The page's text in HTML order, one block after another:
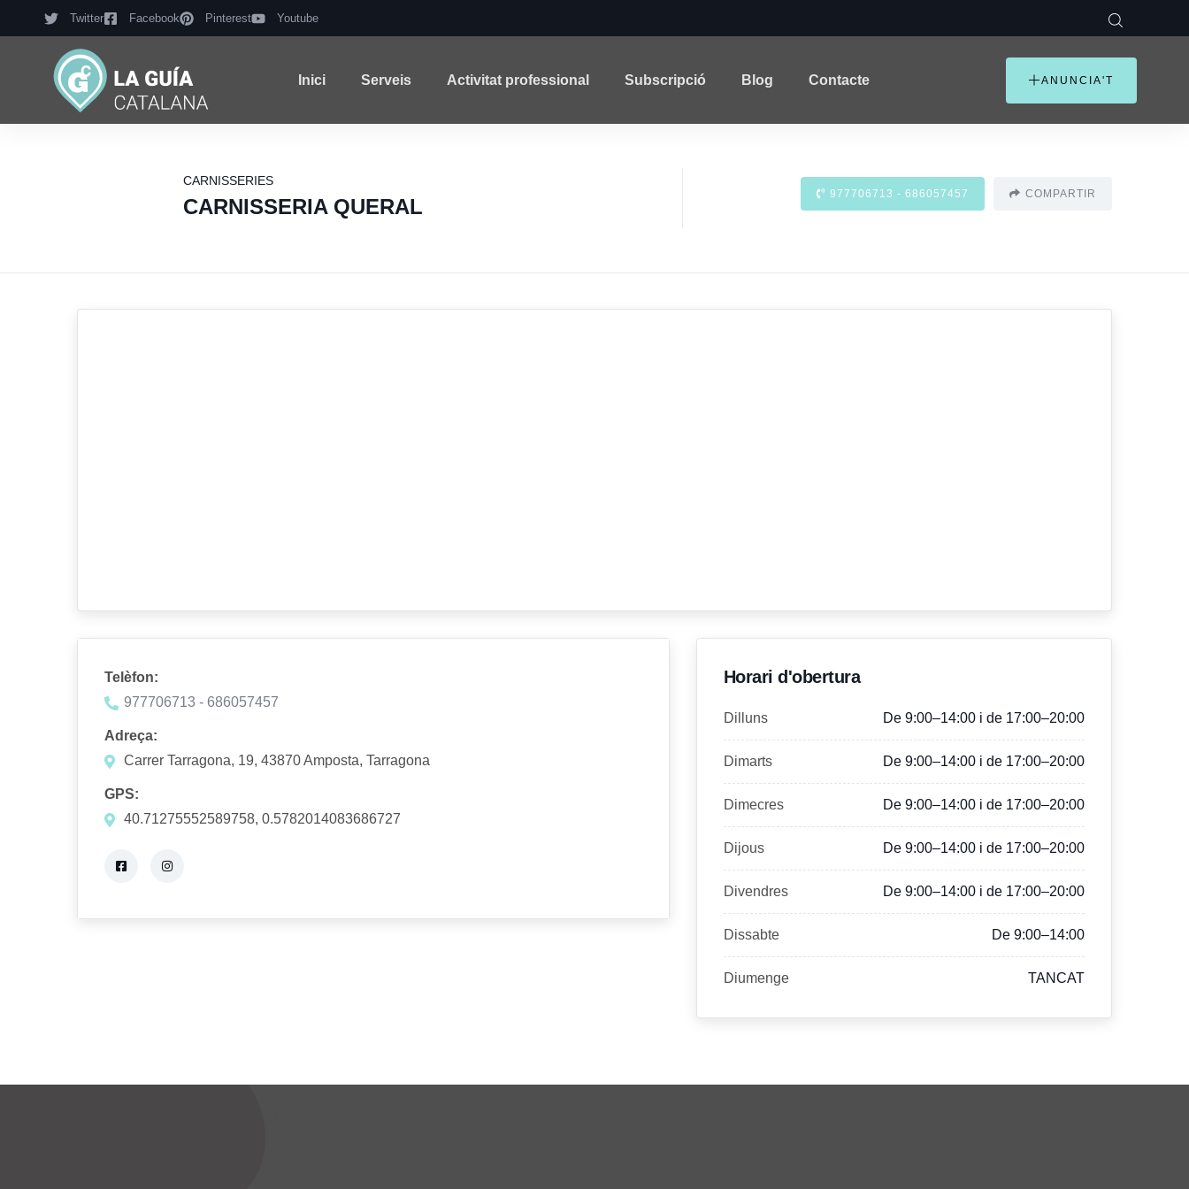
Twitter Facebook Pinterest Youtube
Inici Serveis Activitat professional Subscripció Blog Contacte ANUNCIA'T
CARNISSERIES
CARNISSERIA QUERAL
977706713 - 686057457 COMPARTIR
Telèfon:
977706713 - 686057457
Adreça:
Carrer Tarragona, 19, 43870 Amposta, Tarragona
GPS:
40.71275552589758, 0.5782014083686727
Horari d'obertura
Dilluns De 9:00–14:00 i de 17:00–20:00
Dimarts De 9:00–14:00 i de 17:00–20:00
Dimecres De 9:00–14:00 i de 17:00–20:00
Dijous De 9:00–14:00 i de 17:00–20:00
Divendres De 9:00–14:00 i de 17:00–20:00
Dissabte De 9:00–14:00
Diumenge TANCAT